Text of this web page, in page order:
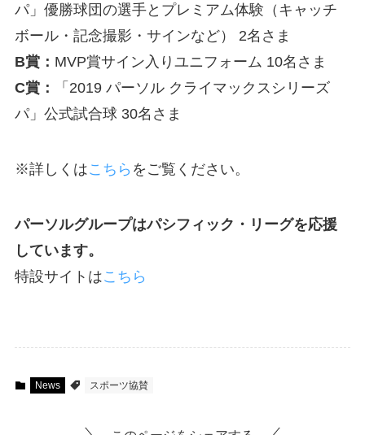
パ」優勝球団の選手とプレミアム体験（キャッチ
ボール・記念撮影・サインなど） 2名さま
B賞： MVP賞サイン入りユニフォーム 10名さま
C賞：
「2019 パーソル クライマックスシリーズ
パ」公式試合球 30名さま
※詳しくはこちら をご覧ください。
パーソルグループはパシフィック・リーグを応援
しています。
特設サイトはこちら
News スポーツ協賛